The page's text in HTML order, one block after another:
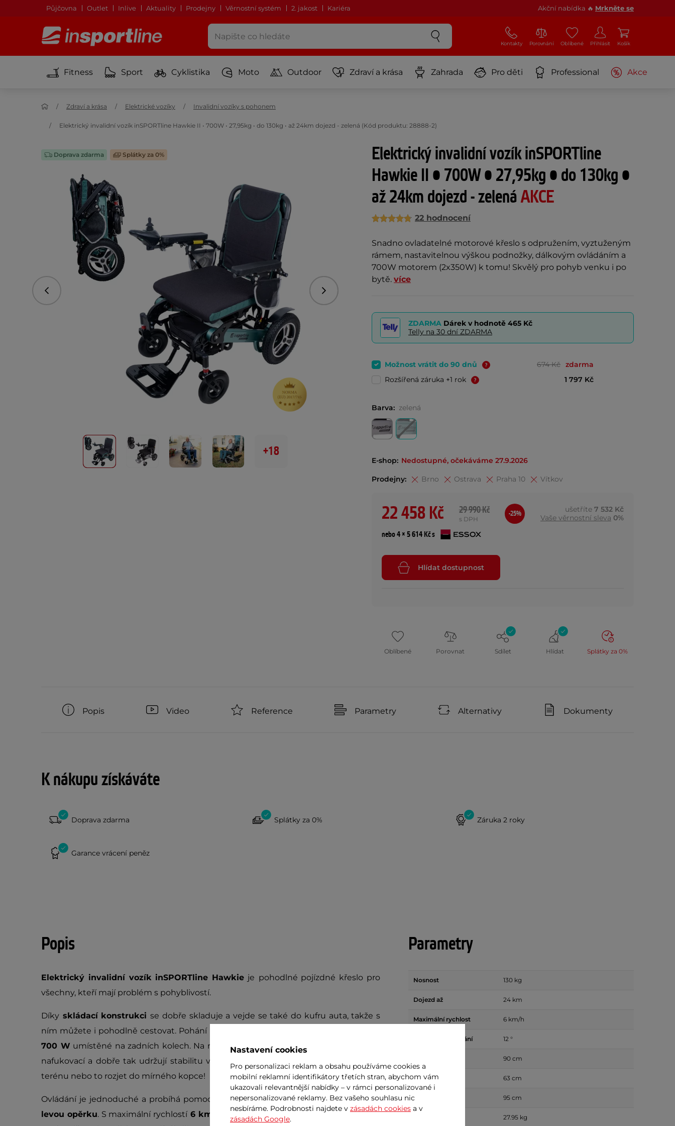
Půjčovna Outlet Inlive Aktuality Prodejny Věrnostní systém 2. jakost Kariéra Akční nabídka 🔥 Mrkněte se
Kontakty Porovnání Oblíbené Přihlásit Košík
Fitness Sport Cyklistika Moto Outdoor Zdraví a krása Zahrada Pro děti Professional Akce
Zdraví a krása Elektrické vozíky Invalidní vozíky s pohonem
Elektrický invalidní vozík inSPORTline Hawkie II • 700W • 27,95kg • do 130kg • až 24km dojezd - zelená (Kód produktu: 28888-2)
Elektrický invalidní vozík inSPORTline
Hawkie II • 700W • 27,95kg • do 130kg •
až 24km dojezd - zelenáAKCE
22 hodnocení
Snadno ovladatelné motorové křeslo s odpružením, vyztuženým
rámem, nastavitelnou výškou podnožky, dálkovým ovládáním a
700W motorem (2x350W) k tomu! Skvělý pro pohyb venku i po
bytě. více
Doprava zdarma Splátky za 0%
Předchozí Následující
+18
ZDARMA Dárek v hodnotě 465 Kč
Telly na 30 dní ZDARMA
Možnost vrátit do 90 dnů 674 Kč zdarma
Rozšířená záruka +1 rok
1 797 Kč
Barva: zelená
E-shop: Nedostupné, očekáváme 27.9.2026
Prodejny: Brno Ostrava Praha 10 Vítkov
22 458 Kč 29 990 Kč
s DPH
-25% ušetříte 7 532 Kč
Vaše věrnostní sleva 0%
nebo 4 × 5 614 Kč s
Hlídat dostupnost
Oblíbené Porovnat Sdílet Hlídat Splátky za 0%
Popis Video Reference Parametry Alternativy Dokumenty
K nákupu získáváte
Doprava zdarma Splátky za 0% Záruka 2 roky
Garance vrácení peněz
Popis
Elektrický invalidní vozík inSPORTline Hawkie je pohodlné pojízdné křeslo pro
všechny, kteří mají problém s pohyblivostí.
Díky skládací konstrukcise dobře skladuje a vejde se také do kufru auta, takže s
ním můžete i pohodlně cestovat. Pohání ho dva silné motory o
700 W umístěné na zadních kolech. Na rozdíl od předních kol jsou ta zadní větší a
nafukovací a dobře tak udržují stabilitu vozíku. Můžete se proto vydat i po lehčím
terénu nebo to rozjet do mírného kopce!
Ovládání je jednoduché a probíhá pomocí joysticku, který lze umístitna pravou i
levou opěrku. S maximální rychlostí6 km/h
si pak poradí úplně každý. Pokud bude
Parametry
Nosnost 130 kg
Dojezd až 24 km
Maximální rychlost 6 km/h
Maximální stoupání 12 °
90 cm
Šířka 63 cm
Výška 95 cm
27.95 kg
Nastavení cookies
Pro personalizaci reklam a obsahu používáme cookies a
mobilní reklamní identifikátory třetích stran, abychom vám
ukazovali relevantnější nabídky – v rámci personalizované i
nepersonalizované reklamy. Bez vašeho souhlasu nic
nesbíráme. Podrobnosti najdete v zásadách cookies a v
zásadách Google.